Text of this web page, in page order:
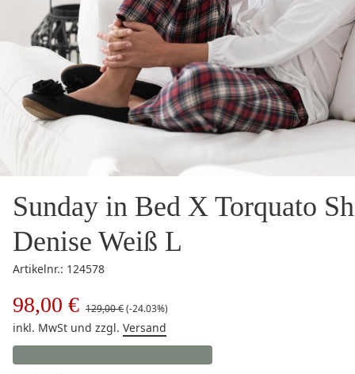
Sunday in Bed X Torquato
Denise Weiß L
Artikelnr.: 124578
98,00 € 129,00 €(-24.03%)
inkl. MwSt und zzgl. Versand